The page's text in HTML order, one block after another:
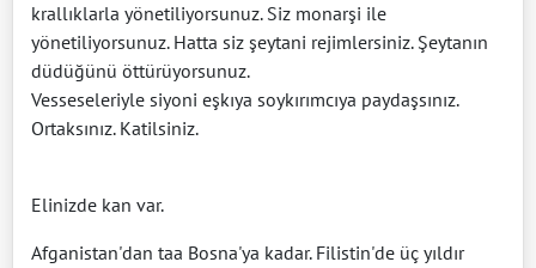
krallıklarla yönetiliyorsunuz. Siz monarşi ile
yönetiliyorsunuz. Hatta siz şeytani rejimlersiniz. Şeytanın
düdüğünü öttürüyorsunuz.
Vesseseleriyle siyoni eşkıya soykırımcıya paydaşsınız.
Ortaksınız. Katilsiniz.
Elinizde kan var.
Afganistan'dan taa Bosna'ya kadar. Filistin'de üç yıldır